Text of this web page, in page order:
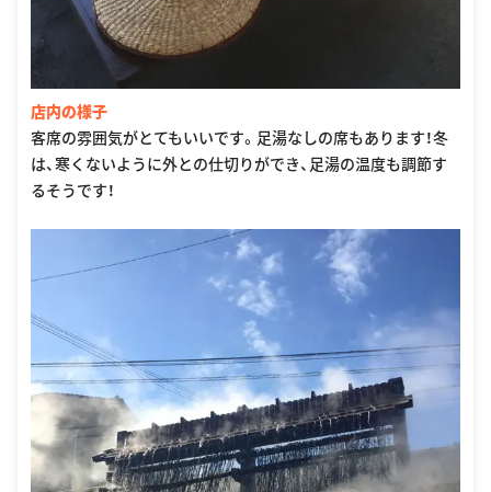
店内の様子
客席の雰囲気がとてもいいです。足湯なしの席もあります！冬
は、寒くないように外との仕切りができ、足湯の温度も調節す
るそうです！